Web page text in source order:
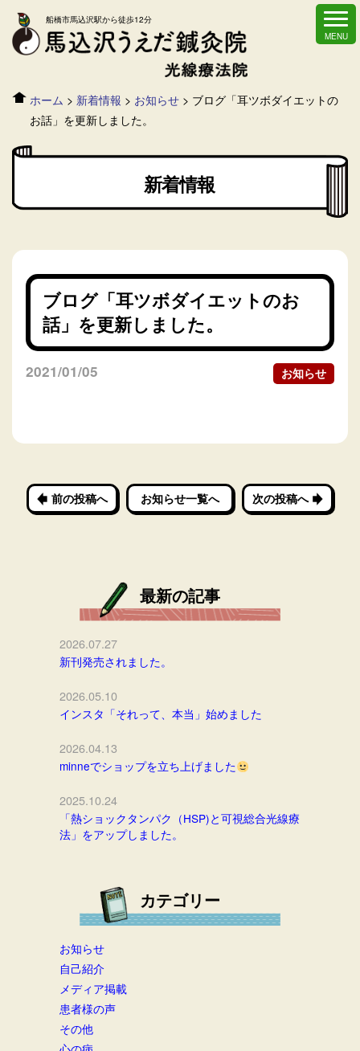
船橋市馬込沢駅から徒歩12分
ホーム > 新着情報 > お知らせ> ブログ「耳ツボダイエットの
お話」を更新しました。
新着情報
ブログ「耳ツボダイエットのお
話」を更新しました。
2021/01/05 お知らせ
前の投稿へ お知らせ一覧へ 次の投稿へ
最新の記事
2026.07.27
新刊発売されました。
2026.05.10
インスタ「それって、本当」始めました
2026.04.13
minneでショップを立ち上げました
2025.10.24
「熱ショックタンパク（HSP)と可視総合光線療
法」をアップしました。
カテゴリー
お知らせ
自己紹介
メディア掲載
患者様の声
その他